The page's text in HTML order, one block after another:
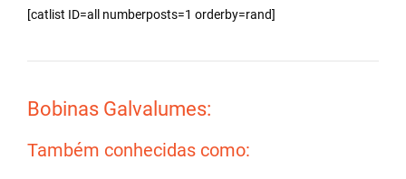
[catlist ID=all numberposts=1 orderby=rand]
Bobinas Galvalumes:
Também conhecidas como: